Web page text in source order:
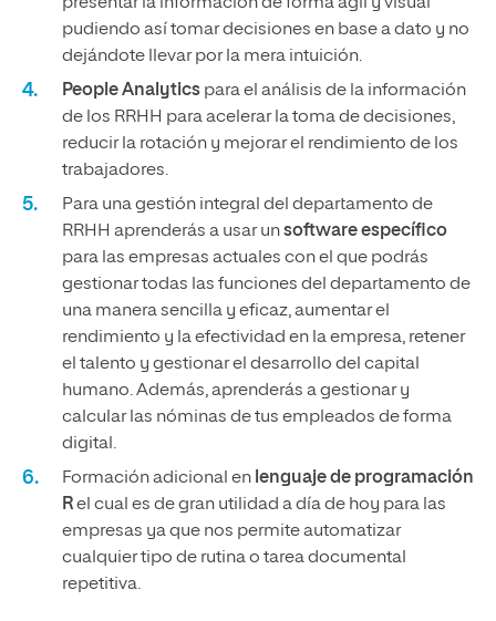
pudiendo así tomar decisiones en base a dato y no
dejándote llevar por la mera intuición.
People Analytics para el análisis de la información
de los RRHH para acelerar la toma de decisiones,
reducir la rotación y mejorar el rendimiento de los
trabajadores.
Para una gestión integral del departamento de
RRHH aprenderás a usar unsoftware específico
para las empresas actuales con el que podrás
gestionar todas las funciones del departamento de
una manera sencilla y eficaz, aumentar el
rendimiento y la efectividad en la empresa, retener
el talento y gestionar el desarrollo del capital
humano. Además, aprenderás a gestionar y
calcular las nóminas de tus empleados de forma
digital.
Formación adicional en lenguaje de programación
Rel cual es de gran utilidad a día de hoy para las
empresas ya que nos permite automatizar
cualquier tipo de rutina o tarea documental
repetitiva.